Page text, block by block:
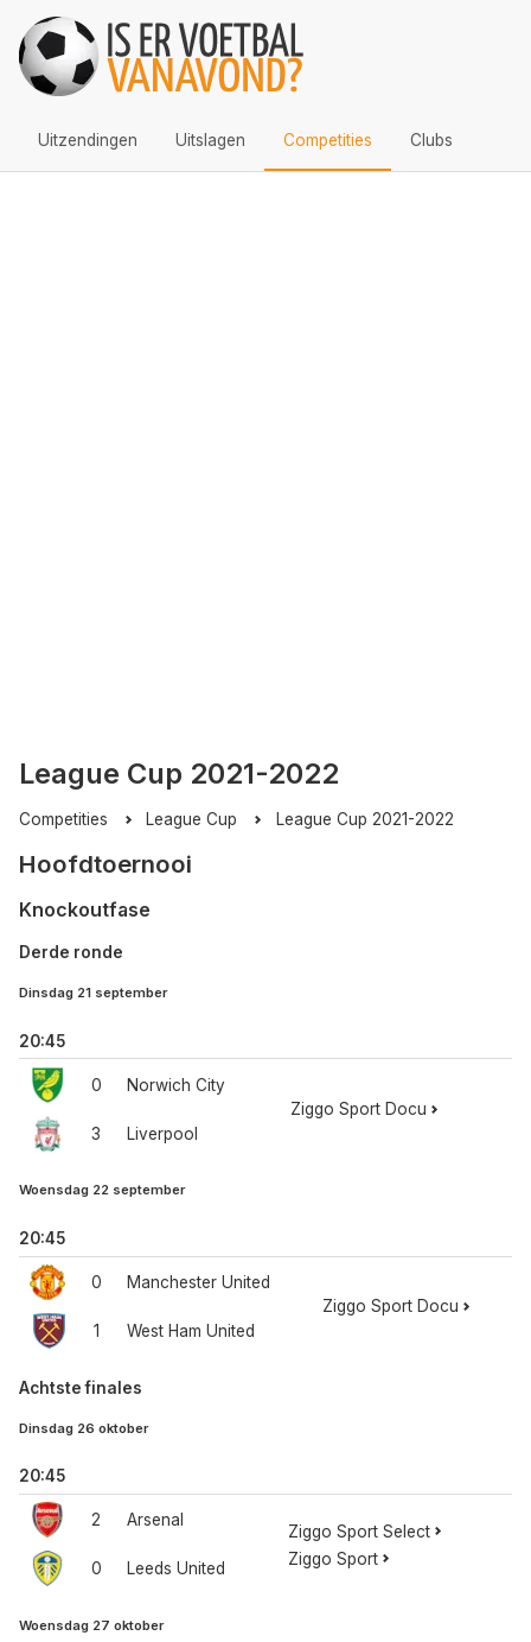
Uitzendingen Uitslagen Competities Clubs
League Cup 2021-2022
Competities League Cup League Cup 2021-2022
Hoofdtoernooi
Knockoutfase
Derde ronde
Dinsdag 21 september
20:45
0
3
Norwich City
Liverpool
Ziggo Sport Docu
Woensdag 22 september
20:45
0
1
Manchester United
West Ham United
Ziggo Sport Docu
Achtste finales
Dinsdag 26 oktober
20:45
2
0
Arsenal
Leeds United
Ziggo Sport Select
Ziggo Sport
Woensdag 27 oktober